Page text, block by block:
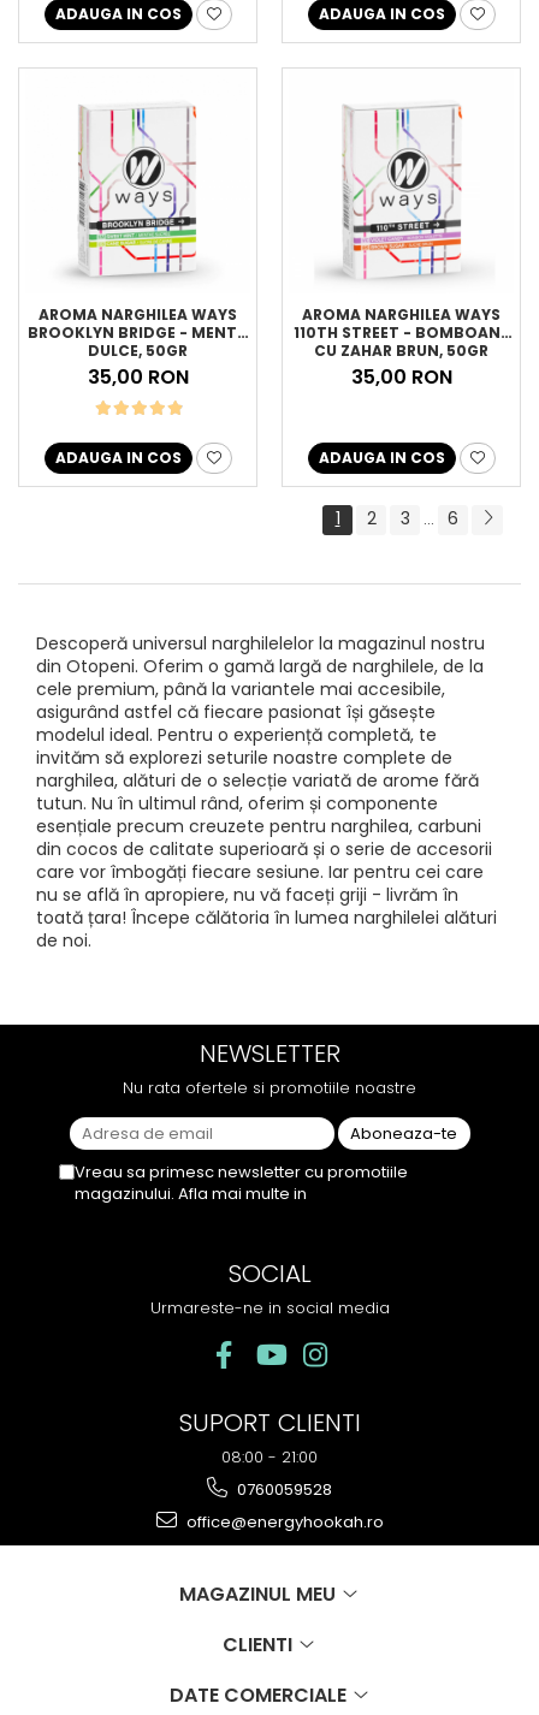
ADAUGA IN COS ADAUGA IN COS
AROMA NARGHILEA WAYS
BROOKLYN BRIDGE - MENTA
DULCE, 50GR
35,00 RON
ADAUGA IN COS
AROMA NARGHILEA WAYS
110TH STREET - BOMBOANE
CU ZAHAR BRUN, 50GR
35,00 RON
ADAUGA IN COS
1 2 3 ... 6
Descoperă universul narghilelelor la magazinul nostru
din Otopeni. Oferim o gamă largă de narghilele, de la
cele premium, până la variantele mai accesibile,
asigurând astfel că fiecare pasionat își găsește
modelul ideal. Pentru o experiență completă, te
invităm să explorezi seturile noastre complete de
narghilea, alături de o selecție variată de arome fără
tutun. Nu în ultimul rând, oferim și componente
esențiale precum creuzete pentru narghilea, carbuni
din cocos de calitate superioară și o serie de accesorii
care vor îmbogăți fiecare sesiune. Iar pentru cei care
nu se află în apropiere, nu vă faceți griji - livrăm în
toată țara! Începe călătoria în lumea narghilelei alături
de noi.
NEWSLETTER
Nu rata ofertele si promotiile noastre
Vreau sa primesc newsletter cu promotiile
magazinului. Afla mai multe in
SOCIAL
Urmareste-ne in social media
SUPORT CLIENTI
08:00 - 21:00
0760059528
office@energyhookah.ro
MAGAZINUL MEU
CLIENTI
DATE COMERCIALE